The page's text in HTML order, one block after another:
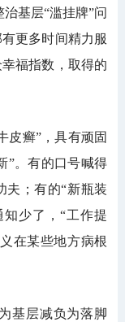
基层“滥挂牌”问
更多时间精力服
福指数，取得的
癣”，具有顽固
”。有的口号喊得
夫；有的“新瓶装
知少了，“工作提
在某些地方病根
层减负为落脚